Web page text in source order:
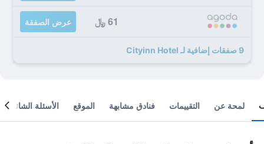
61 ﷼ عرض الصفقة
9 صفقات إضافية لـ Cityinn Hotel
لمحة عن التقييمات فنادق مشابهة الموقع الأسئلة الشائعة